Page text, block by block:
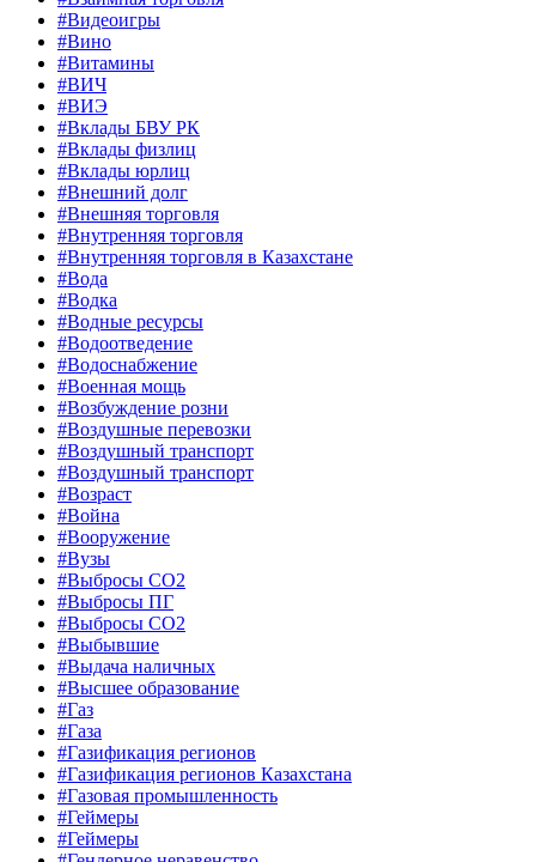
#Видеоигры
#Вино
#Витамины
#ВИЧ
#ВИЭ
#Вклады БВУ РК
#Вклады физлиц
#Вклады юрлиц
#Внешний долг
#Внешняя торговля
#Внутренняя торговля
#Внутренняя торговля в Казахстане
#Вода
#Водка
#Водные ресурсы
#Водоотведение
#Водоснабжение
#Военная мощь
#Возбуждение розни
#Воздушные перевозки
#Воздушный транспорт
#Воздушный транспорт
#Возраст
#Война
#Вооружение
#Вузы
#Выбросы CO2
#Выбросы ПГ
#Выбросы СО2
#Выбывшие
#Выдача наличных
#Высшее образование
#Газ
#Газа
#Газификация регионов
#Газификация регионов Казахстана
#Газовая промышленность
#Геймеры
#Геймеры